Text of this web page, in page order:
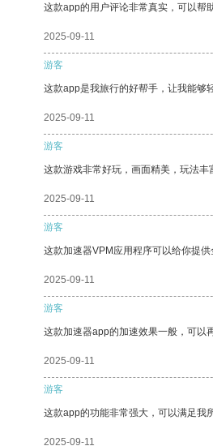
这款app的用户评论非常真实，可以帮
2025-09-11
游客
这款app是我旅行的好帮手，让我能够
2025-09-11
游客
这款游戏非常好玩，画面精美，玩法丰
2025-09-11
游客
这款加速器VPM应用程序可以给你提供
2025-09-11
游客
这款加速器app的加速效果一般，可以
2025-09-11
游客
这款app的功能非常强大，可以满足我
2025-09-11